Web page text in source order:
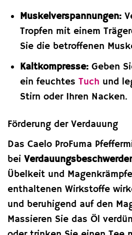
Muskelverspannungen:
Tropfen mit einem
Sie die betroffenen
Kaltkompresse:Geben
ein feuchtes Tuch und
Stirn oder Ihren Nacken.
Förderung der Verdauung
Das Caelo ProFuma
bei
Übelkeit und
enthaltenen Wirkstoffe
und beruhigend auf den
Massieren Sie das Öl